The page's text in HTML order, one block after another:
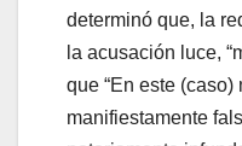
determinó que, la
la acusación luce,
que “En este
manifiestamente